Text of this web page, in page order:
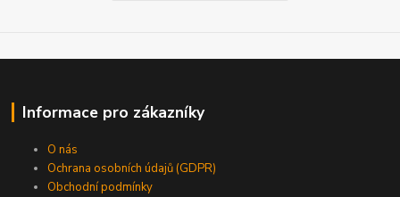
Informace pro zákazníky
O nás
Ochrana osobních údajů (GDPR)
Obchodní podmínky